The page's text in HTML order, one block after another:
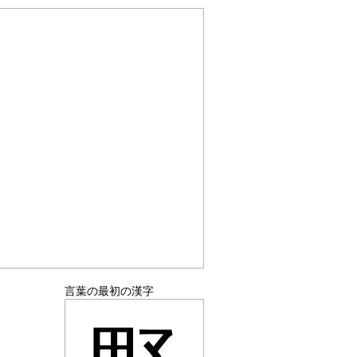
言葉の最初の漢字